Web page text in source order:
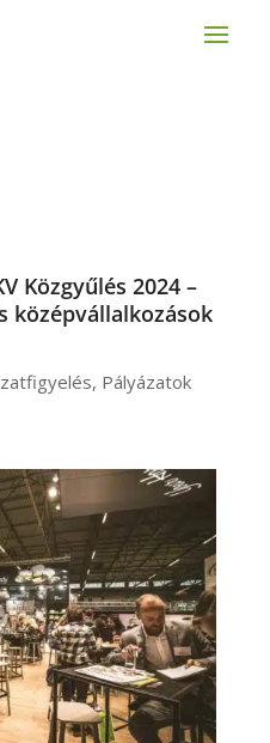
Közgyűlés 2024 –
középvállalkozások
, Pályázatok